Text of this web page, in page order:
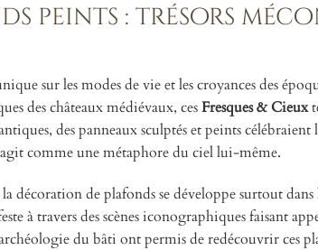
peints : trésors
sur les modes de vie et les croyances des
des châteaux médiévaux, cesFresques & Cieux
des panneaux sculptés et peints célébraient
comme une métaphore du ciel lui-même.
décoration de plafonds se développe surtout dans
à travers des scènes iconographiques faisant
du bâti ont permis de redécouvrir ces